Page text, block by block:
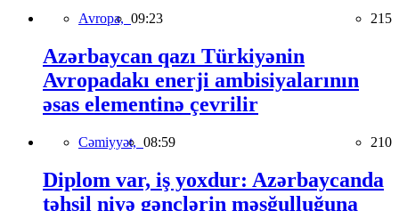
Avropa, 09:23 215
Azərbaycan qazı Türkiyənin
Avropadakı enerji ambisiyalarının
əsas elementinə çevrilir
Cəmiyyət, 08:59 210
Diplom var, iş yoxdur: Azərbaycanda
təhsil niyə gənclərin məşğulluğuna